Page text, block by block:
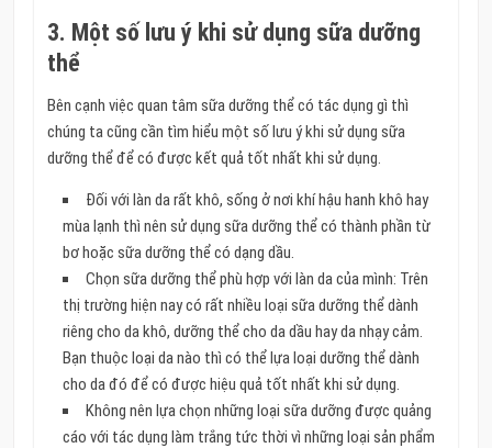
3. Một số lưu ý khi sử dụng sữa dưỡng
thể
Bên cạnh việc quan tâm sữa dưỡng thể có tác dụng gì thì
chúng ta cũng cần tìm hiểu một số lưu ý khi sử dụng sữa
dưỡng thể để có được kết quả tốt nhất khi sử dụng.
Đối với làn da rất khô, sống ở nơi khí hậu hanh khô hay
mùa lạnh thì nên sử dụng sữa dưỡng thể có thành phần từ
bơ hoặc sữa dưỡng thể có dạng dầu.
Chọn sữa dưỡng thể phù hợp với làn da của mình: Trên
thị trường hiện nay có rất nhiều loại sữa dưỡng thể dành
riêng cho da khô, dưỡng thể cho da dầu hay da nhạy cảm.
Bạn thuộc loại da nào thì có thể lựa loại dưỡng thể dành
cho da đó để có được hiệu quả tốt nhất khi sử dụng.
Không nên lựa chọn những loại sữa dưỡng được quảng
cáo với tác dụng làm trắng tức thời vì những loại sản phẩm